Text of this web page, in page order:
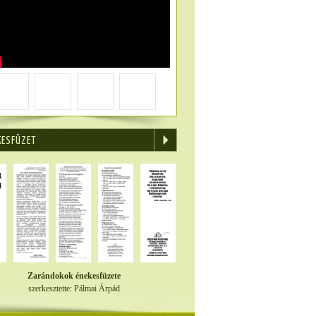
Zarándokok énekesfüzete
szerkesztette: Pálmai Árpád